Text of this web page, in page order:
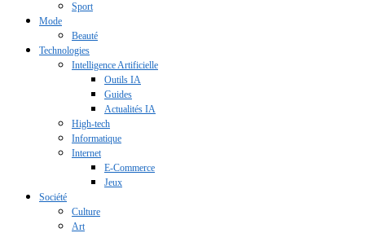
Sport
Mode
Beauté
Technologies
Intelligence Artificielle
Outils IA
Guides
Actualités IA
High-tech
Informatique
Internet
E-Commerce
Jeux
Société
Culture
Art